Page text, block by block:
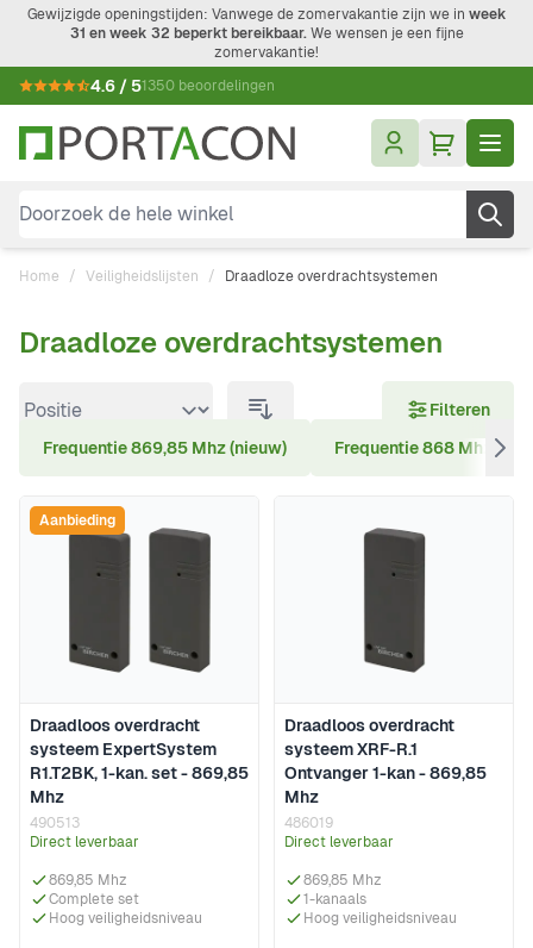
Ga naar de inhoud
Gewijzigde openingstijden: Vanwege de zomervakantie zijn we in week
31 en week 32 beperkt bereikbaar.We wensen je een fijne
zomervakantie!
4.6 / 51350 beoordelingen
Doorzoek de hele winkel
Home / Veiligheidslijsten / Draadloze overdrachtsystemen
Doorgaan naar productlijst
Draadloze overdrachtsystemen
Filteren
Frequentie 869,85 Mhz (nieuw)
Frequentie 868 Mhz
Draadloos overdracht
systeem ExpertSystem
R1.T2BK, 1-kan. set - 869,85
Mhz
490513
Direct leverbaar
869,85 Mhz
Complete set
Hoog veiligheidsniveau
Aanbieding
Draadloos overdracht
systeem XRF-R.1
Ontvanger 1-kan - 869,85
Mhz
486019
Direct leverbaar
869,85 Mhz
1-kanaals
Hoog veiligheidsniveau